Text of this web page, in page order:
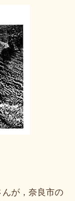
んが，奈良市の